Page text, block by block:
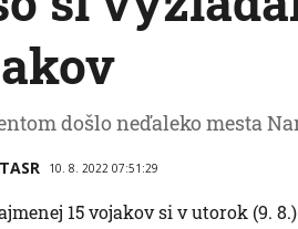
došlo neďaleko mesta
TASR 10. 8. 2022 07:51:29
15 vojakov si v utorok (9.